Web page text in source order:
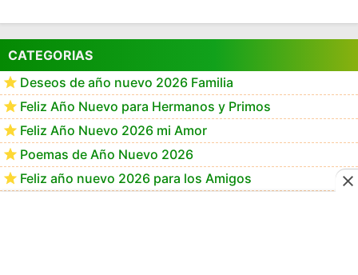
CATEGORIAS
Deseos de año nuevo 2026 Familia
Feliz Año Nuevo para Hermanos y Primos
Feliz Año Nuevo 2026 mi Amor
Poemas de Año Nuevo 2026
Feliz año nuevo 2026 para los Amigos